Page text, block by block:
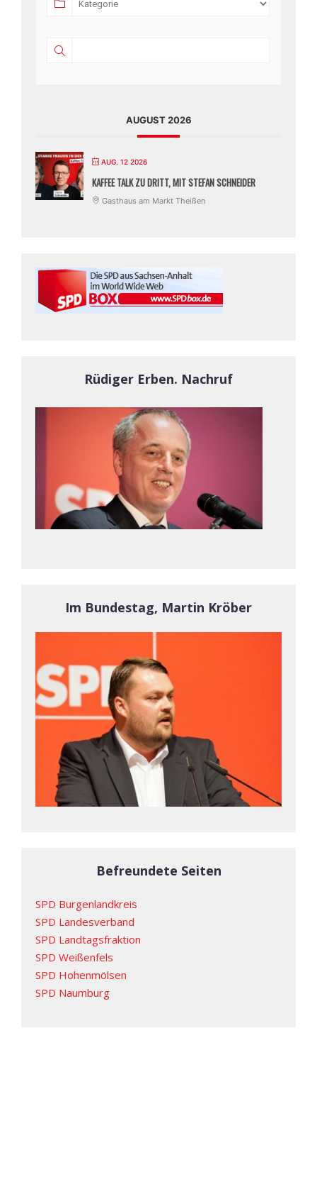
AUGUST 2026
AUG. 12 2026
KAFFEE TALK ZU DRITT, MIT STEFAN SCHNEIDER
Gasthaus am Markt Theißen
Rüdiger Erben. Nachruf
Im Bundestag, Martin Kröber
Befreundete Seiten
SPD Burgenlandkreis
SPD Landesverband
SPD Landtagsfraktion
SPD Weißenfels
SPD Hohenmölsen
SPD Naumburg